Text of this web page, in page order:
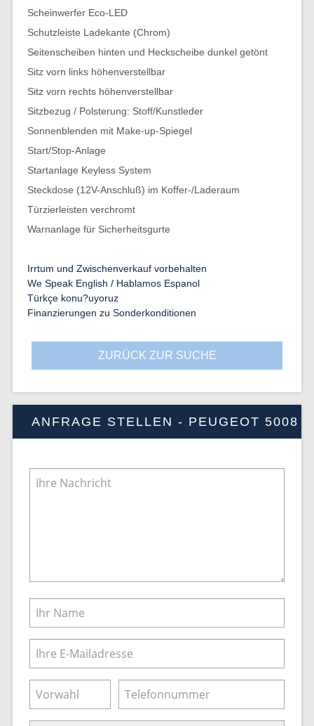
Scheinwerfer Eco-LED
Schutzleiste Ladekante (Chrom)
Seitenscheiben hinten und Heckscheibe dunkel getönt
Sitz vorn links höhenverstellbar
Sitz vorn rechts höhenverstellbar
Sitzbezug / Polsterung: Stoff/Kunstleder
Sonnenblenden mit Make-up-Spiegel
Start/Stop-Anlage
Startanlage Keyless System
Steckdose (12V-Anschluß) im Koffer-/Laderaum
Türzierleisten verchromt
Warnanlage für Sicherheitsgurte
Irrtum und Zwischenverkauf vorbehalten
We Speak English / Hablamos Espanol
Türkçe konu?uyoruz
Finanzierungen zu Sonderkonditionen
ZURÜCK ZUR SUCHE
ANFRAGE STELLEN - PEUGEOT 5008